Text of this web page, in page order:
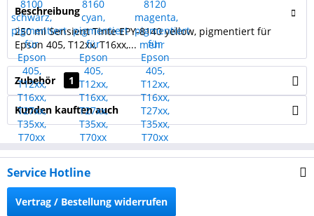
Beschreibung
250 ml Sensient Tinte EPY-8140 yellow, pigmentiert für
Epson 405, T12xx, T16xx,... mehr
Zubehör 1
Kunden kauften auch
Service Hotline
Vertrag / Bestellung widerrufen